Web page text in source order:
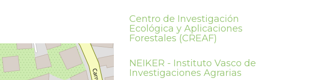
Centro de Investigación
Ecológica y Aplicaciones
Forestales (CREAF)
NEIKER - Instituto Vasco de
Investigaciones Agrarias